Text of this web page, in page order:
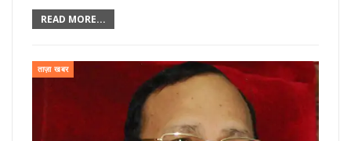
READ MORE...
ताज़ा खबर